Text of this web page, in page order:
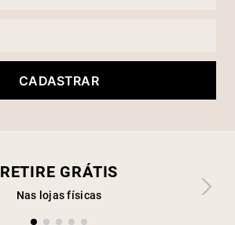
CADASTRAR
RETIRE GRÁTIS
Nas lojas físicas